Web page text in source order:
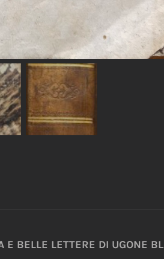
E BELLE LETTERE DI UGONE